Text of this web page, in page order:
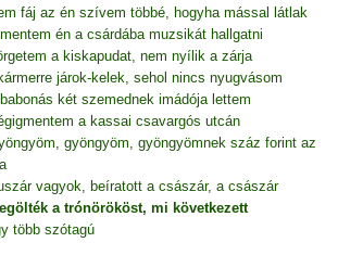
fáj az én szívem többé, hogyha mással látlak
én a csárdába muzsikát hallgatni
a kiskapudat, nem nyílik a zárja
járok-kelek, sehol nincs nyugvásom
két szemednek imádója lettem
a kassai csavargós utcán
gyöngyöm, gyöngyömnek száz forint az
vagyok, beíratott a császár, a császár
a trónörököst, mi következett
több szótagú